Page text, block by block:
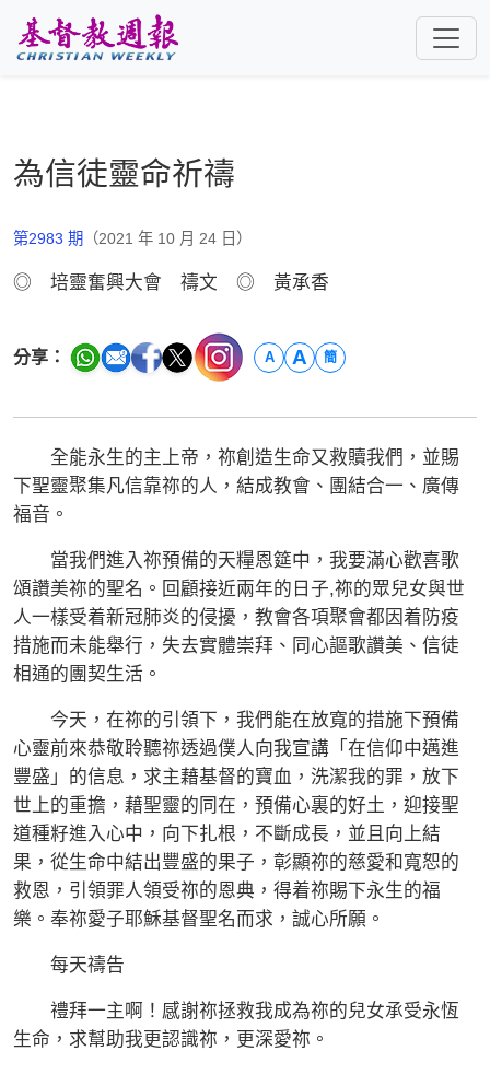
為信徒靈命祈禱
第2983 期 （2021 年 10 月 24 日）
◎ 培靈奮興大會 禱文 ◎ 黃承香
分享： A A 簡
全能永生的主上帝，祢創造生命又救贖我們，並賜
下聖靈聚集凡信靠祢的人，結成教會、團結合一、廣傳
福音。
當我們進入祢預備的天糧恩筵中，我要滿心歡喜歌
頌讚美祢的聖名。回顧接近兩年的日子,祢的眾兒女與世
人一樣受着新冠肺炎的侵擾，教會各項聚會都因着防疫
措施而未能舉行，失去實體崇拜、同心謳歌讚美、信徒
相通的團契生活。
今天，在祢的引領下，我們能在放寬的措施下預備
心靈前來恭敬聆聽祢透過僕人向我宣講「在信仰中邁進
豐盛」的信息，求主藉基督的寶血，洗潔我的罪，放下
世上的重擔，藉聖靈的同在，預備心裏的好土，迎接聖
道種籽進入心中，向下扎根，不斷成長，並且向上結
果，從生命中結出豐盛的果子，彰顯祢的慈愛和寬恕的
救恩，引領罪人領受祢的恩典，得着祢賜下永生的福
樂。奉祢愛子耶穌基督聖名而求，誠心所願。
每天禱告
禮拜一主啊！感謝祢拯救我成為祢的兒女承受永恆
生命，求幫助我更認識祢，更深愛祢。